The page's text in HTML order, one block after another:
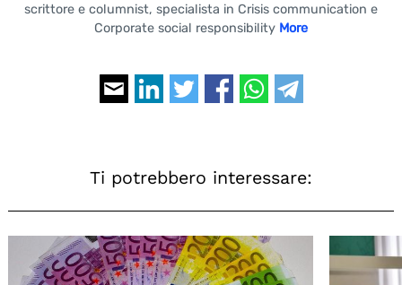
scrittore e columnist, specialista in Crisis communication e
Corporate social responsibility More
Ti potrebbero interessare: